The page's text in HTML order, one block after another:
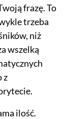
frazę. To
trzeba
niż
wszelką
z
ilość.